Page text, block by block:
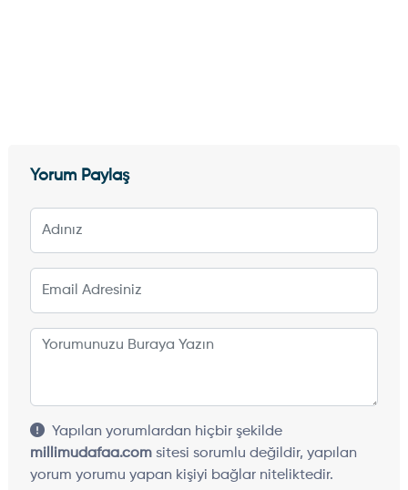
Yorum Paylaş
Yapılan yorumlardan hiçbir şekilde
millimudafaa.comsitesi sorumlu değildir, yapılan
yorum yorumu yapan kişiyi bağlar niteliktedir.